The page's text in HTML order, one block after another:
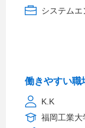
システムエ
働きやすい職
K.K
福岡工業大